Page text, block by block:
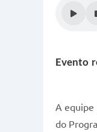
Evento
A equipe
do